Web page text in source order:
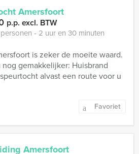
Amersfoort
p.p. excl. BTW
‐ 2 uur en 30 minuten
is zeker de moeite waard.
gemakkelijker: Huisbrand
alvast een route voor u
Favoriet
Amersfoort